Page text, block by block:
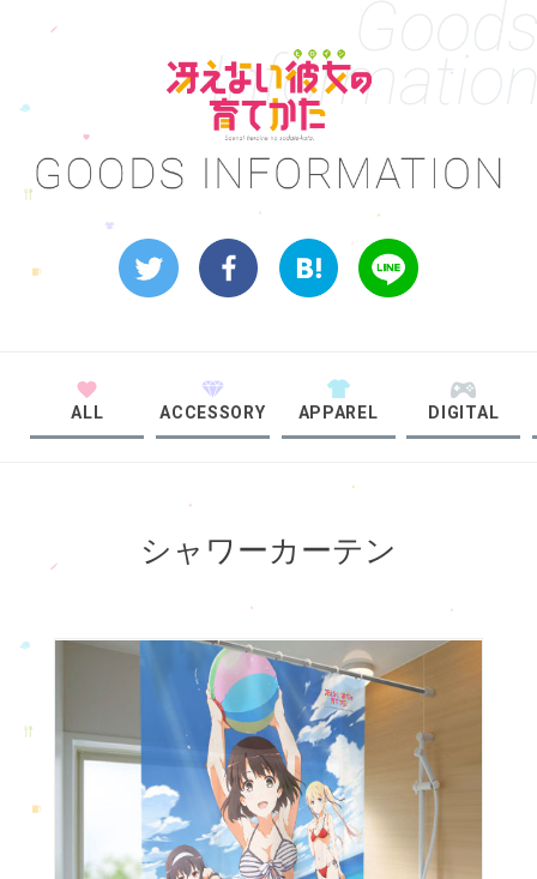
ALL ACCESSORY APPAREL DIGITAL
シャワーカーテン